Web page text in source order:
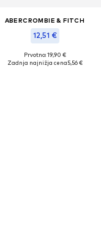
ABERCROMBIE & FITCH
12,51 €
Prvotno: 19,90 €
Zadnja najnižja cena5,56 €